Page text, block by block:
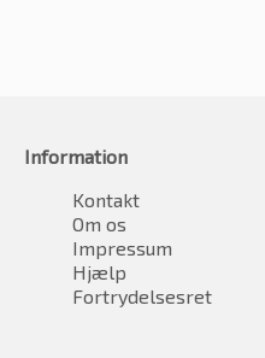
Information
Kontakt
Om os
Impressum
Hjælp
Fortrydelsesret